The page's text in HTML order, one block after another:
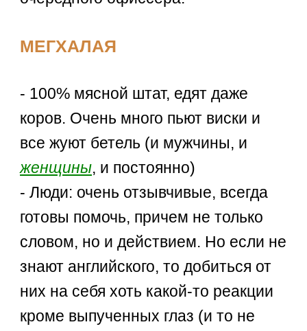
МЕГХАЛАЯ
- 100% мясной штат, едят даже
коров. Очень много пьют виски и
все жуют бетель (и мужчины, и
женщины, и постоянно)
- Люди: очень отзывчивые, всегда
готовы помочь, причем не только
словом, но и действием. Но если не
знают английского, то добиться от
них на себя хоть какой-то реакции
кроме выпученных глаз (и то не